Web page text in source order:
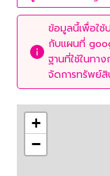
ข้อมูลนี้เพื่อใ
กับแผนที่
ฐานที่ใช้ในท
จัดการทรัพย์สิ
+
−